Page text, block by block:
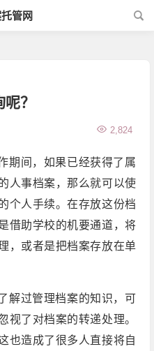
管网
？
2,824
期间，如果已经获得了属
人事档案，那么就可以使
个人手续。在存放这份档
借助学校的机要通道，将
，或者是把档案存放在单
解过管理档案的知识，可
视了对档案的转递处理。
也造成了很多人直接将自